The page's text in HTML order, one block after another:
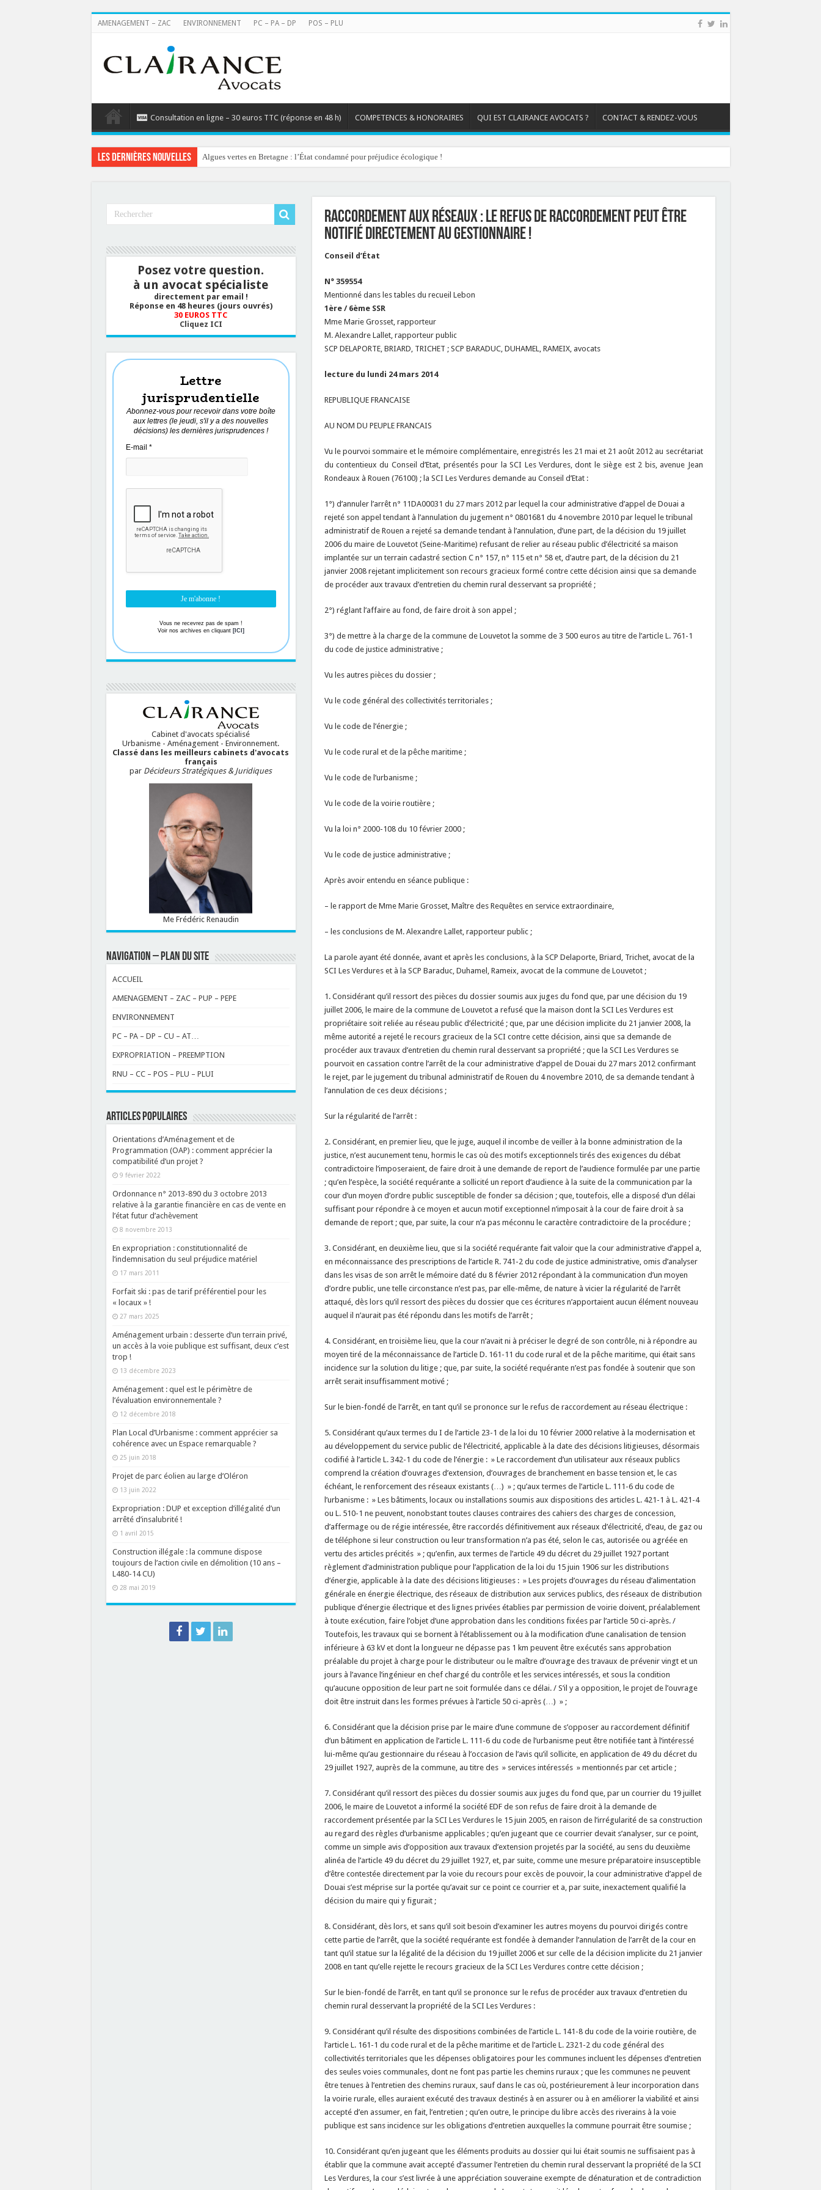
AMENAGEMENT – ZAC ENVIRONNEMENT PC – PA – DP POS – PLU
Consultation en ligne – 30 euros TTC (réponse en 48 h) COMPETENCES & HONORAIRES QUI EST CLAIRANCE AVOCATS ? CONTACT & RENDEZ-VOUS
Les dernières nouvelles Algues vertes en Bretagne : l’État condamné pour préjudice écologique !
Raccordement aux réseaux : le refus de raccordement peut être
notifié directement au gestionnaire !
Conseil d’État
N° 359554
Mentionné dans les tables du recueil Lebon
1ère / 6ème SSR
Mme Marie Grosset, rapporteur
M. Alexandre Lallet, rapporteur public
SCP DELAPORTE, BRIARD, TRICHET ; SCP BARADUC, DUHAMEL, RAMEIX, avocats
lecture du lundi 24 mars 2014
REPUBLIQUE FRANCAISE
AU NOM DU PEUPLE FRANCAIS
Vu le pourvoi sommaire et le mémoire complémentaire, enregistrés les 21 mai et 21 août 2012 au secrétariat
du contentieux du Conseil d’Etat, présentés pour la SCI Les Verdures, dont le siège est 2 bis, avenue Jean
Rondeaux à Rouen (76100) ; la SCI Les Verdures demande au Conseil d’Etat :
1°) d’annuler l’arrêt n° 11DA00031 du 27 mars 2012 par lequel la cour administrative d’appel de Douai a
rejeté son appel tendant à l’annulation du jugement n° 0801681 du 4 novembre 2010 par lequel le tribunal
administratif de Rouen a rejeté sa demande tendant à l’annulation, d’une part, de la décision du 19 juillet
2006 du maire de Louvetot (Seine-Maritime) refusant de relier au réseau public d’électricité sa maison
implantée sur un terrain cadastré section C n° 157, n° 115 et n° 58 et, d’autre part, de la décision du 21
janvier 2008 rejetant implicitement son recours gracieux formé contre cette décision ainsi que sa demande
de procéder aux travaux d’entretien du chemin rural desservant sa propriété ;
2°) réglant l’affaire au fond, de faire droit à son appel ;
3°) de mettre à la charge de la commune de Louvetot la somme de 3 500 euros au titre de l’article L. 761-1
du code de justice administrative ;
Vu les autres pièces du dossier ;
Vu le code général des collectivités territoriales ;
Vu le code de l’énergie ;
Vu le code rural et de la pêche maritime ;
Vu le code de l’urbanisme ;
Vu le code de la voirie routière ;
Vu la loi n° 2000-108 du 10 février 2000 ;
Vu le code de justice administrative ;
Après avoir entendu en séance publique :
– le rapport de Mme Marie Grosset, Maître des Requêtes en service extraordinaire,
– les conclusions de M. Alexandre Lallet, rapporteur public ;
La parole ayant été donnée, avant et après les conclusions, à la SCP Delaporte, Briard, Trichet, avocat de la
SCI Les Verdures et à la SCP Baraduc, Duhamel, Rameix, avocat de la commune de Louvetot ;
1. Considérant qu’il ressort des pièces du dossier soumis aux juges du fond que, par une décision du 19
juillet 2006, le maire de la commune de Louvetot a refusé que la maison dont la SCI Les Verdures est
propriétaire soit reliée au réseau public d’électricité ; que, par une décision implicite du 21 janvier 2008, la
même autorité a rejeté le recours gracieux de la SCI contre cette décision, ainsi que sa demande de
procéder aux travaux d’entretien du chemin rural desservant sa propriété ; que la SCI Les Verdures se
pourvoit en cassation contre l’arrêt de la cour administrative d’appel de Douai du 27 mars 2012 confirmant
le rejet, par le jugement du tribunal administratif de Rouen du 4 novembre 2010, de sa demande tendant à
l’annulation de ces deux décisions ;
Sur la régularité de l’arrêt :
2. Considérant, en premier lieu, que le juge, auquel il incombe de veiller à la bonne administration de la
justice, n’est aucunement tenu, hormis le cas où des motifs exceptionnels tirés des exigences du débat
contradictoire l’imposeraient, de faire droit à une demande de report de l’audience formulée par une partie
; qu’en l’espèce, la société requérante a sollicité un report d’audience à la suite de la communication par la
cour d’un moyen d’ordre public susceptible de fonder sa décision ; que, toutefois, elle a disposé d’un délai
suffisant pour répondre à ce moyen et aucun motif exceptionnel n’imposait à la cour de faire droit à sa
demande de report ; que, par suite, la cour n’a pas méconnu le caractère contradictoire de la procédure ;
3. Considérant, en deuxième lieu, que si la société requérante fait valoir que la cour administrative d’appel a,
en méconnaissance des prescriptions de l’article R. 741-2 du code de justice administrative, omis d’analyser
dans les visas de son arrêt le mémoire daté du 8 février 2012 répondant à la communication d’un moyen
d’ordre public, une telle circonstance n’est pas, par elle-même, de nature à vicier la régularité de l’arrêt
attaqué, dès lors qu’il ressort des pièces du dossier que ces écritures n’apportaient aucun élément nouveau
auquel il n’aurait pas été répondu dans les motifs de l’arrêt ;
4. Considérant, en troisième lieu, que la cour n’avait ni à préciser le degré de son contrôle, ni à répondre au
moyen tiré de la méconnaissance de l’article D. 161-11 du code rural et de la pêche maritime, qui était sans
incidence sur la solution du litige ; que, par suite, la société requérante n’est pas fondée à soutenir que son
arrêt serait insuffisamment motivé ;
Sur le bien-fondé de l’arrêt, en tant qu’il se prononce sur le refus de raccordement au réseau électrique :
5. Considérant qu’aux termes du I de l’article 23-1 de la loi du 10 février 2000 relative à la modernisation et
au développement du service public de l’électricité, applicable à la date des décisions litigieuses, désormais
codifié à l’article L. 342-1 du code de l’énergie : » Le raccordement d’un utilisateur aux réseaux publics
comprend la création d’ouvrages d’extension, d’ouvrages de branchement en basse tension et, le cas
échéant, le renforcement des réseaux existants (…) » ; qu’aux termes de l’article L. 111-6 du code de
l’urbanisme : » Les bâtiments, locaux ou installations soumis aux dispositions des articles L. 421-1 à L. 421-4
ou L. 510-1 ne peuvent, nonobstant toutes clauses contraires des cahiers des charges de concession,
d’affermage ou de régie intéressée, être raccordés définitivement aux réseaux d’électricité, d’eau, de gaz ou
de téléphone si leur construction ou leur transformation n’a pas été, selon le cas, autorisée ou agréée en
vertu des articles précités » ; qu’enfin, aux termes de l’article 49 du décret du 29 juillet 1927 portant
règlement d’administration publique pour l’application de la loi du 15 juin 1906 sur les distributions
d’énergie, applicable à la date des décisions litigieuses : » Les projets d’ouvrages du réseau d’alimentation
générale en énergie électrique, des réseaux de distribution aux services publics, des réseaux de distribution
publique d’énergie électrique et des lignes privées établies par permission de voirie doivent, préalablement
à toute exécution, faire l’objet d’une approbation dans les conditions fixées par l’article 50 ci-après. /
Toutefois, les travaux qui se bornent à l’établissement ou à la modification d’une canalisation de tension
inférieure à 63 kV et dont la longueur ne dépasse pas 1 km peuvent être exécutés sans approbation
préalable du projet à charge pour le distributeur ou le maître d’ouvrage des travaux de prévenir vingt et un
jours à l’avance l’ingénieur en chef chargé du contrôle et les services intéressés, et sous la condition
qu’aucune opposition de leur part ne soit formulée dans ce délai. / S’il y a opposition, le projet de l’ouvrage
doit être instruit dans les formes prévues à l’article 50 ci-après (…) » ;
6. Considérant que la décision prise par le maire d’une commune de s’opposer au raccordement définitif
d’un bâtiment en application de l’article L. 111-6 du code de l’urbanisme peut être notifiée tant à l’intéressé
lui-même qu’au gestionnaire du réseau à l’occasion de l’avis qu’il sollicite, en application de 49 du décret du
29 juillet 1927, auprès de la commune, au titre des » services intéressés » mentionnés par cet article ;
7. Considérant qu’il ressort des pièces du dossier soumis aux juges du fond que, par un courrier du 19 juillet
2006, le maire de Louvetot a informé la société EDF de son refus de faire droit à la demande de
raccordement présentée par la SCI Les Verdures le 15 juin 2005, en raison de l’irrégularité de sa construction
au regard des règles d’urbanisme applicables ; qu’en jugeant que ce courrier devait s’analyser, sur ce point,
comme un simple avis d’opposition aux travaux d’extension projetés par la société, au sens du deuxième
alinéa de l’article 49 du décret du 29 juillet 1927, et, par suite, comme une mesure préparatoire insusceptible
d’être contestée directement par la voie du recours pour excès de pouvoir, la cour administrative d’appel de
Douai s’est méprise sur la portée qu’avait sur ce point ce courrier et a, par suite, inexactement qualifié la
décision du maire qui y figurait ;
8. Considérant, dès lors, et sans qu’il soit besoin d’examiner les autres moyens du pourvoi dirigés contre
cette partie de l’arrêt, que la société requérante est fondée à demander l’annulation de l’arrêt de la cour en
tant qu’il statue sur la légalité de la décision du 19 juillet 2006 et sur celle de la décision implicite du 21 janvier
2008 en tant qu’elle rejette le recours gracieux de la SCI Les Verdures contre cette décision ;
Sur le bien-fondé de l’arrêt, en tant qu’il se prononce sur le refus de procéder aux travaux d’entretien du
chemin rural desservant la propriété de la SCI Les Verdures :
9. Considérant qu’il résulte des dispositions combinées de l’article L. 141-8 du code de la voirie routière, de
l’article L. 161-1 du code rural et de la pêche maritime et de l’article L. 2321-2 du code général des
collectivités territoriales que les dépenses obligatoires pour les communes incluent les dépenses d’entretien
des seules voies communales, dont ne font pas partie les chemins ruraux ; que les communes ne peuvent
être tenues à l’entretien des chemins ruraux, sauf dans le cas où, postérieurement à leur incorporation dans
la voirie rurale, elles auraient exécuté des travaux destinés à en assurer ou à en améliorer la viabilité et ainsi
accepté d’en assumer, en fait, l’entretien ; qu’en outre, le principe du libre accès des riverains à la voie
publique est sans incidence sur les obligations d’entretien auxquelles la commune pourrait être soumise ;
10. Considérant qu’en jugeant que les éléments produits au dossier qui lui était soumis ne suffisaient pas à
établir que la commune avait accepté d’assumer l’entretien du chemin rural desservant la propriété de la SCI
Les Verdures, la cour s’est livrée à une appréciation souveraine exempte de dénaturation et de contradiction
Posez votre question.
à un avocat spécialiste
directement par email !
Réponse en 48 heures (jours ouvrés)
30 EUROS TTC
Cliquez ICI
Lettre
jurisprudentielle
Abonnez-vous pour recevoir dans votre boîte
aux lettres (le jeudi, s'il y a des nouvelles
décisions) les dernières jurisprudences !
E-mail *
Vous ne recevrez pas de spam !
Voir nos archives en cliquant [ICI]
Cabinet d'avocats spécialisé
Urbanisme - Aménagement - Environnement.
Classé dans les meilleurs cabinets d'avocats
français
par Décideurs Stratégiques & Juridiques
Me Frédéric Renaudin
NAVIGATION – PLAN DU SITE
ACCUEIL
AMENAGEMENT – ZAC – PUP – PEPE
ENVIRONNEMENT
PC – PA – DP – CU – AT…
EXPROPRIATION – PREEMPTION
RNU – CC – POS – PLU – PLUI
ARTICLES POPULAIRES
Orientations d’Aménagement et de
Programmation (OAP) : comment apprécier la
compatibilité d’un projet ?
9 février 2022
Ordonnance n° 2013-890 du 3 octobre 2013
relative à la garantie financière en cas de vente en
l’état futur d’achèvement
8 novembre 2013
En expropriation : constitutionnalité de
l’indemnisation du seul préjudice matériel
17 mars 2011
Forfait ski : pas de tarif préférentiel pour les
« locaux » !
27 mars 2025
Aménagement urbain : desserte d’un terrain privé,
un accès à la voie publique est suffisant, deux c’est
trop !
13 décembre 2023
Aménagement : quel est le périmètre de
l’évaluation environnementale ?
12 décembre 2018
Plan Local d’Urbanisme : comment apprécier sa
cohérence avec un Espace remarquable ?
25 juin 2018
Projet de parc éolien au large d’Oléron
13 juin 2022
Expropriation : DUP et exception d’illégalité d’un
arrêté d’insalubrité !
1 avril 2015
Construction illégale : la commune dispose
toujours de l’action civile en démolition (10 ans –
L480-14 CU)
28 mai 2019